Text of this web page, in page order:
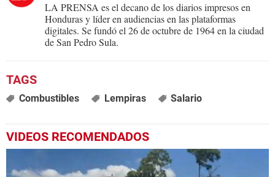
LA PRENSA es el decano de los diarios impresos en
Honduras y líder en audiencias en las plataformas
digitales. Se fundó el 26 de octubre de 1964 en la ciudad
de San Pedro Sula.
Combustibles Lempiras Salario
VIDEOS RECOMENDADOS